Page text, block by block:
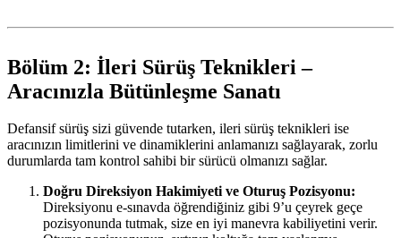
Bölüm 2: İleri Sürüş Teknikleri –
Aracınızla Bütünleşme Sanatı
Defansif sürüş sizi güvende tutarken, ileri sürüş teknikleri ise
aracınızın limitlerini ve dinamiklerini anlamanızı sağlayarak, zorlu
durumlarda tam kontrol sahibi bir sürücü olmanızı sağlar.
Doğru Direksiyon Hakimiyeti ve Oturuş Pozisyonu:
Direksiyonu e-sınavda öğrendiğiniz gibi 9’u çeyrek geçe
pozisyonunda tutmak, size en iyi manevra kabiliyetini verir.